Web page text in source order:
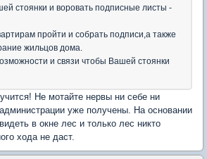
стоянки и воровать подписные листы -
пройти и собрать подписи,а также
жильцов дома.
и связи чтобы Вашей стоянки
Не мотайте нервы ни себе ни
уже получены. На основании
в окне лес и только лес никто
хода не даст.